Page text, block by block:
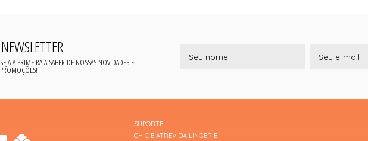
NEWSLETTER
SEJA A PRIMEIRA A SABER DE NOSSAS NOVIDADES E
PROMOÇÕES!
SUPORTE
CHIC E ATREVIDA LINGERIE